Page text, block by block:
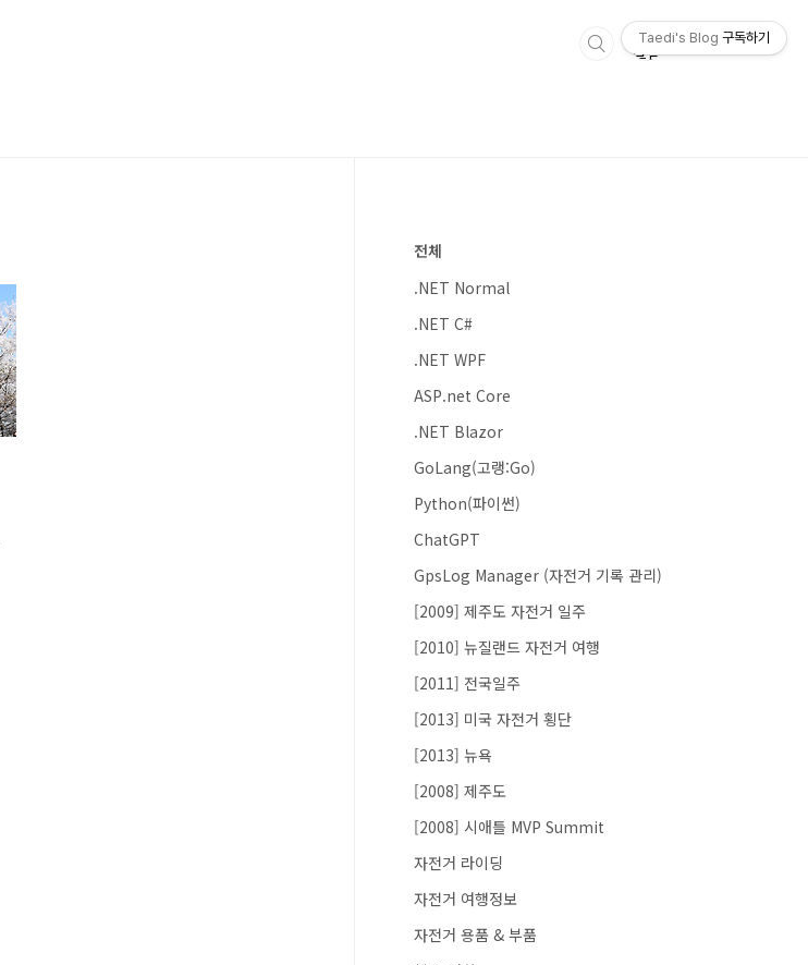
전체
.NET Normal
.NET C#
.NET WPF
ASP.net Core
.NET Blazor
GoLang(고랭:Go)
Python(파이썬)
ChatGPT
GpsLog Manager (자전거 기록 관리)
[2009] 제주도 자전거 일주
[2010] 뉴질랜드 자전거 여행
[2011] 전국일주
[2013] 미국 자전거 횡단
[2013] 뉴욕
[2008] 제주도
[2008] 시애틀 MVP Summit
자전거 라이딩
자전거 여행정보
자전거 용품 & 부품
Taedi's Blog 구독하기